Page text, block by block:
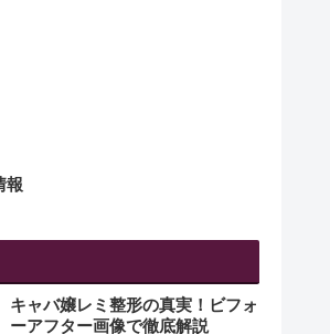
報
キャバ嬢レミ整形の真実！ビフォ
ーアフター画像で徹底解説